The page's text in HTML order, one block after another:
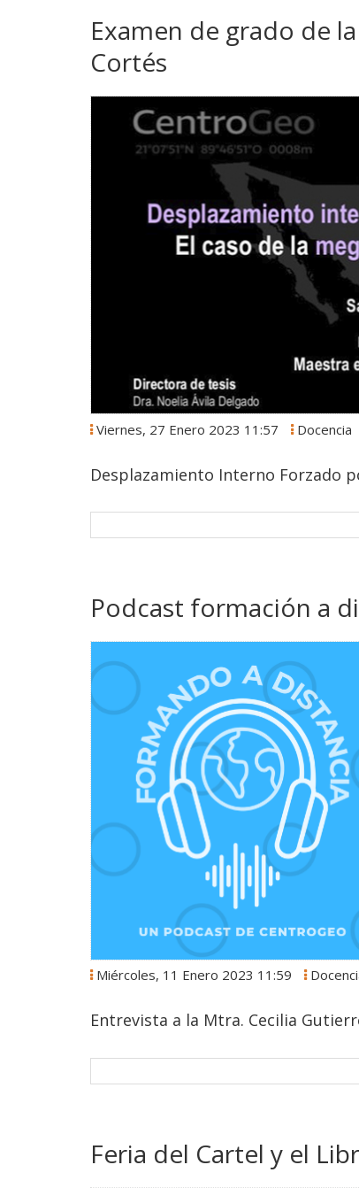
Examen de grado de
Cortés
Viernes, 27 Enero 2023 11:57 Docencia
Desplazamiento Interno Forzado
Podcast formación a
Miércoles, 11 Enero 2023 11:59
Entrevista a la Mtra. Cecilia
Feria del Cartel y el